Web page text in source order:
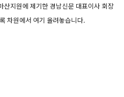
산지원에 제기한 경남신문 대표이사 회장
차원에서 여기 올려놓습니다.